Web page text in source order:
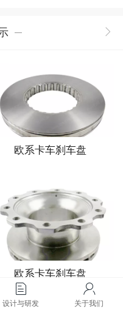
欧系卡车刹车盘
欧系卡车刹车盘
设计与研发 关于我们